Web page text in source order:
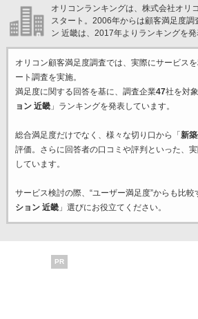
オリコンランキングは、株式会社オリ
スタート。2006年からは顧客満足度調
ン 近畿は、2017年よりランキングを発
オリコン顧客満足度調査では、実際にサービス
ート調査を実施。
満足度に関する回答を基に、調査企業47社を対
ョン 近畿」ランキングを発表しています。
総合満足度だけでなく、様々な切り口から「 新
評価。さらに回答者の口コミや評判といった、
しています。
サービス検討の際、“ユーザー満足度”からも比較
ション 近畿」選びにお役立てください。
PR